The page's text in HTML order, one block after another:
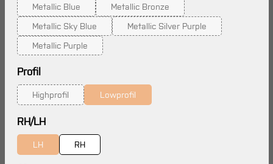
Metallic Blue
(Diese Option ist zurzeit nicht verfügbar.)
Metallic Bronze
(Diese Option ist zurzeit nicht
Metallic Sky Blue
(Diese Option ist zurzeit nicht verfügbar.)
Metallic Silver Purple
(Diese Option ist zurzeit nicht
Metallic Purple
(Diese Option ist zurzeit nicht verfügbar.)
Profilauswählen
Highprofil
(Diese Option ist zurzeit nicht verfügbar.)
Lowprofil
(Diese Option ist zurzeit nicht verfügbar.)
RH/LHauswählen
LH
(Diese Option ist zurzeit nicht verfügbar.)
RH